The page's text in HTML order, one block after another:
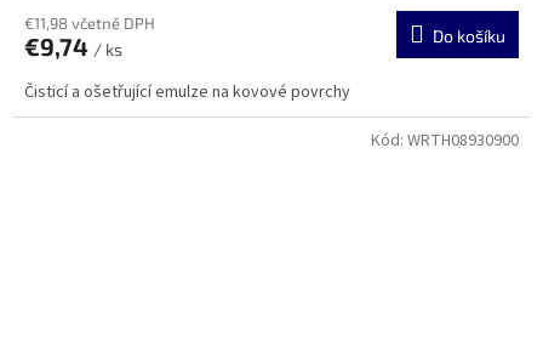
€11,98 včetně DPH
€9,74 / ks
Do košíku
Čisticí a ošetřující emulze na kovové povrchy
Kód: WRTH08930900